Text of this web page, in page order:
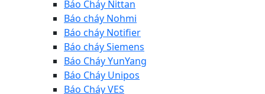
Báo Cháy Nittan
Báo cháy Nohmi
Báo cháy Notifier
Báo cháy Siemens
Báo Cháy YunYang
Báo Cháy Unipos
Báo Cháy VES